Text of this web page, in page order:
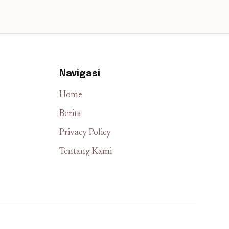
Navigasi
Home
Berita
Privacy Policy
Tentang Kami